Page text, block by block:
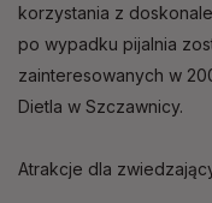
korzystania z
po wypadku pijalnia
zainteresowanych w
Dietla w Szczawnicy.
Atrakcje dla